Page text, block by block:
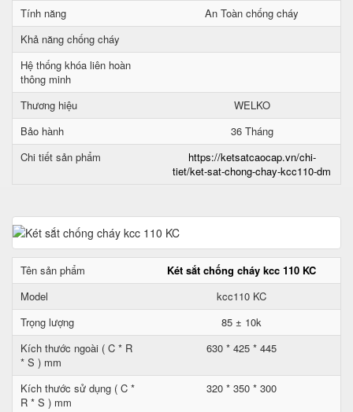
Tính năng
An Toàn chống cháy
Khả năng chống cháy
Hệ thống khóa liên hoàn
thông minh
Thương hiệu
WELKO
Bảo hành
36 Tháng
Chi tiết sản phẩm
https://ketsatcaocap.vn/chi-
tiet/ket-sat-chong-chay-kcc110-dm
Tên sản phẩm
Két sắt chống cháy kcc 110 KC
Model
kcc110 KC
Trọng lượng
85 ± 10k
Kích thước ngoài ( C * R
* S ) mm
630 * 425 * 445
Kích thước sử dụng ( C *
R * S ) mm
320 * 350 * 300